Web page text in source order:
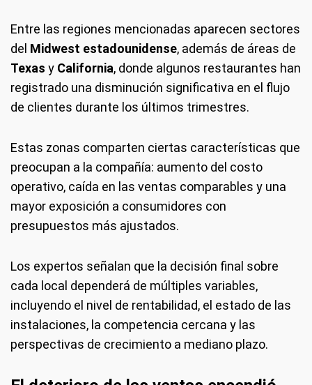
Entre las regiones mencionadas aparecen sectores
del Midwest estadounidense, además de áreas de
Texas y California, donde algunos restaurantes han
registrado una disminución significativa en el flujo
de clientes durante los últimos trimestres.
Estas zonas comparten ciertas características que
preocupan a la compañía: aumento del costo
operativo, caída en las ventas comparables y una
mayor exposición a consumidores con
presupuestos más ajustados.
Los expertos señalan que la decisión final sobre
cada local dependerá de múltiples variables,
incluyendo el nivel de rentabilidad, el estado de las
instalaciones, la competencia cercana y las
perspectivas de crecimiento a mediano plazo.